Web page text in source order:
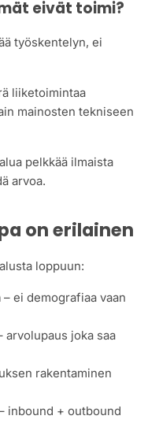
eivät toimi?
työskentelyn, ei
liiketoimintaa
mainosten tekniseen
pelkkää ilmaista
arvoa.
on erilainen
alusta loppuun:
– ei demografiaa vaan
arvolupaus joka saa
rakentaminen
inbound + outbound